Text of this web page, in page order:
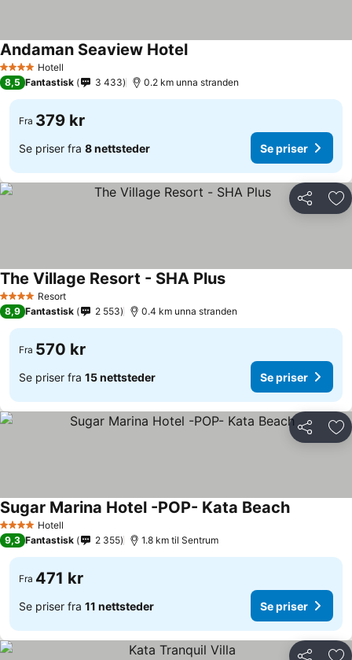
4 StjernerHotell
Andaman Seaview Hotel
8,5 Fantastisk 3 433 0.2 km unna stranden
Fra 379 kr
Se priser fra 8 nettsteder Se priser
Del
4 StjernerResort
The Village Resort - SHA Plus
8,9 Fantastisk 2 553 0.4 km unna stranden
Fra 570 kr
Se priser fra 15 nettsteder Se priser
Del
4 StjernerHotell
Sugar Marina Hotel -POP- Kata Beach
9,3 Fantastisk 2 355 1.8 km til Sentrum
Fra 471 kr
Se priser fra 11 nettsteder Se priser